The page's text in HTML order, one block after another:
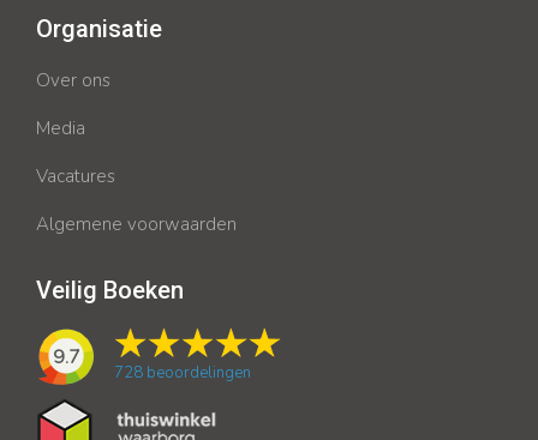
Organisatie
Over ons
Media
Vacatures
Algemene voorwaarden
Veilig Boeken
9.7
728 beoordelingen